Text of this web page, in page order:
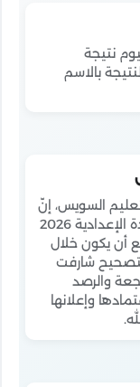
نتيجة
بالاسم
السويس، إنّ
موعد اعتماد ونشر نتيجة الشهادة الإعدادية 2026
أن يكون خلال
شارفت
والرصد
وإعلانها